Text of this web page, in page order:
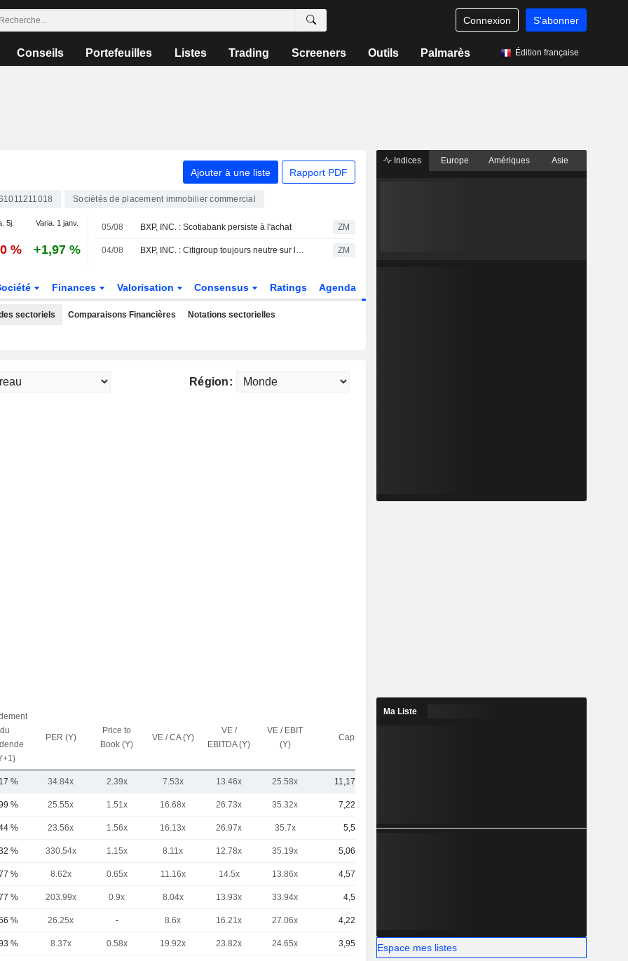
Connexion S'abonner
Conseils Portefeuilles Listes Trading Screeners Outils Palmarès Édition française
Ajouter à une liste Rapport PDF
Sociétés de placement immobilier commercial
5j. Varia. 1 janv.
% +1,97 %
05/08 BXP, INC. : Scotiabank persiste à l'achat ZM
04/08 BXP, INC. : Citigroup toujours neutre sur le dossier ZM
Finances Valorisation Consensus Ratings Agenda
sectoriels Comparaisons Financières Notations sectorielles
Région:
du
PER (Y)
Price to
Book (Y)
VE / CA (Y)
VE /
EBITDA (Y)
VE / EBIT
(Y)
Capi.($)
% 34.84x 2.39x 7.53x 13.46x 25.58x 11,17 Md
% 25.55x 1.51x 16.68x 26.73x 35.32x 7,22 Md
% 23.56x 1.56x 16.13x 26.97x 35.7x 5,5 Md
% 330.54x 1.15x 8.11x 12.78x 35.19x 5,06 Md
% 8.62x 0.65x 11.16x 14.5x 13.86x 4,57 Md
% 203.99x 0.9x 8.04x 13.93x 33.94x 4,5 Md
% 26.25x - 8.6x 16.21x 27.06x 4,22 Md
% 8.37x 0.58x 19.92x 23.82x 24.65x 3,95 Md
Indices Europe Amériques Asie
Ma Liste
Espace mes listes